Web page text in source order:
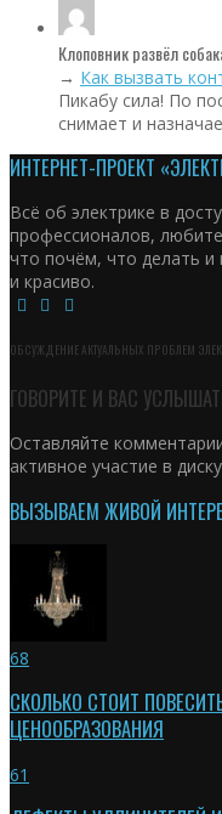
Клоповник развёл
→ Как вызвать
Пикабу сила! По
снимает и
ИНТЕРНЕТ-ПРОЕКТ
Всё об электрике в
профессионалов,
что почём, что делать и
и красиво.
ОБСУЖДЕНИЕ АКТУАЛЬНЫХ ПРОБЛЕМ
ГОВОРИТЕ И ВАС
Оставляйте
активное участие в
ВЫЗЫВАЕМ ЖИВОЙ
68
СКОЛЬКО СТОИТ
ЦЕНООБРАЗОВАНИЯ
61